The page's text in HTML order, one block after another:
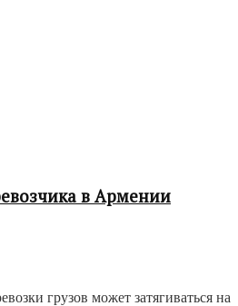
в Армении
грузов может затягиваться на